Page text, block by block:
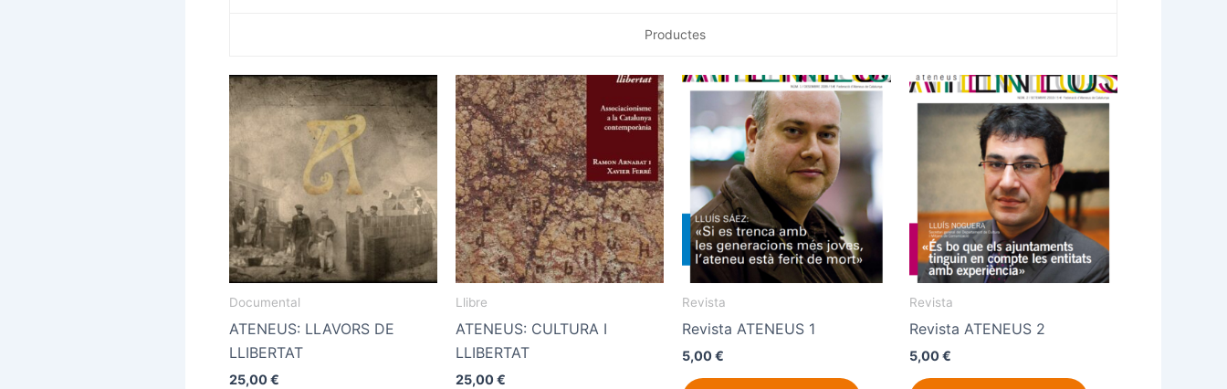
Productes
Documental
ATENEUS: LLAVORS DE
LLIBERTAT
25,00€
Llibre
ATENEUS: CULTURA I
LLIBERTAT
25,00€
Revista
Revista ATENEUS 1
5,00€
Revista
Revista ATENEUS 2
5,00€